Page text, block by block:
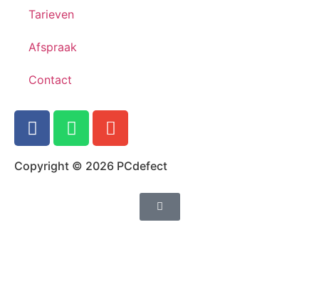
Tarieven
Afspraak
Contact
Copyright © 2026 PCdefect